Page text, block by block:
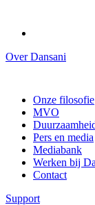
Over Dansani
Onze filosofie
MVO
Pers en media
Mediabank
Werken bij
Contact
Support